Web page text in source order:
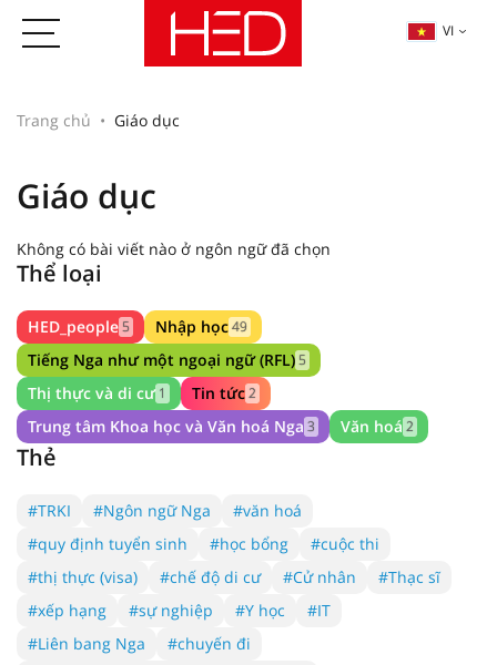
VI
Trang chủ Giáo dục
Giáo dục
Không có bài viết nào ở ngôn ngữ đã chọn
Thể loại
HED_people5 Nhập học49
Tiếng Nga như một ngoại ngữ (RFL)5
Thị thực và di cư 1 Tin tức2
Trung tâm Khoa học và Văn hoá Nga 3 Văn hoá 2
Thẻ
#TRKI #Ngôn ngữ Nga
#văn hoá
#quy định tuyển sinh
#học bổng
#cuộc thi
#thị thực (visa)
#chế độ di cư #Cử nhân
#Thạc sĩ
#xếp hạng
#sự nghiệp #Y học
#IT
#Liên bang Nga
#chuyến đi